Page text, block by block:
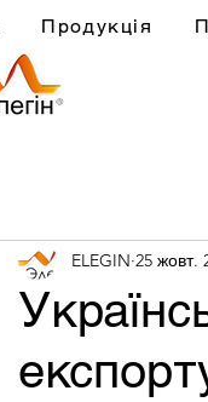
Продукція
ELEGIN 25 жовт.